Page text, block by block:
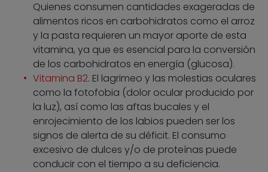
Quienes consumen cantidades exageradas de
alimentos ricos en carbohidratos como el arroz
y la pasta requieren un mayor aporte de esta
vitamina, ya que es esencial para la conversión
de los carbohidratos en energía (glucosa).
Vitamina B2. El lagrimeo y las molestias oculares
como la fotofobia (dolor ocular producido por
la luz), así como las aftas bucales y el
enrojecimiento de los labios pueden ser los
signos de alerta de su déficit. El consumo
excesivo de dulces y/o de proteínas puede
conducir con el tiempo a su deficiencia.